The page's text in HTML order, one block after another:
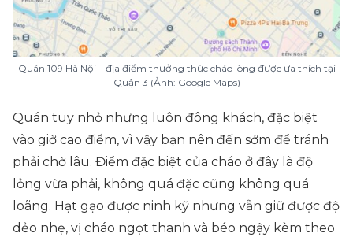
Quán 109 Hà Nội – địa điểm thưởng thức cháo lòng được ưa thích tại
Quận 3 (Ảnh: Google Maps)
Quán tuy nhỏ nhưng luôn đông khách, đặc biệt
vào giờ cao điểm, vì vậy bạn nên đến sớm để tránh
phải chờ lâu. Điểm đặc biệt của cháo ở đây là độ
lỏng vừa phải, không quá đặc cũng không quá
loãng. Hạt gạo được ninh kỹ nhưng vẫn giữ được độ
dẻo nhẹ, vị cháo ngọt thanh và béo ngậy kèm theo